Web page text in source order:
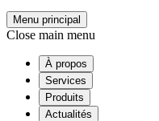
Menu principal
Close main menu
À propos
Services
Produits
Actualités